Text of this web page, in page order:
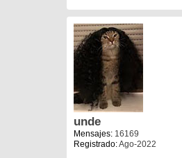
unde
Mensajes: 16169
Registrado:Ago-2022